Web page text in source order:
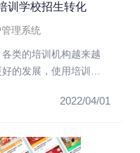
训学校招生转化
理系统
类的培训机构越来越
的发展，使用培训学
2022/04/01